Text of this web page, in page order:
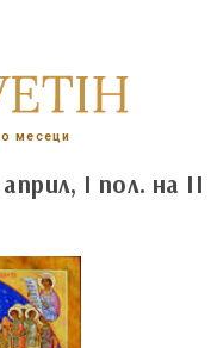
месеци
I пол. на II